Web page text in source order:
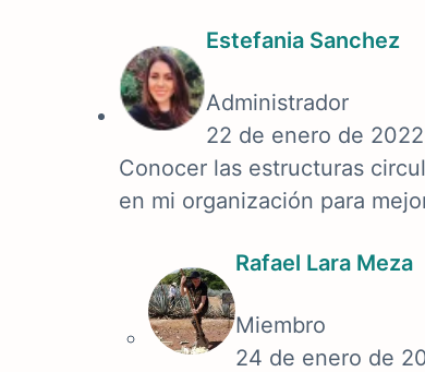
Estefania Sanchez
Administrador
22 de enero de
Conocer las estructuras
en mi organización para
Rafael Lara Meza
Miembro
24 de enero de